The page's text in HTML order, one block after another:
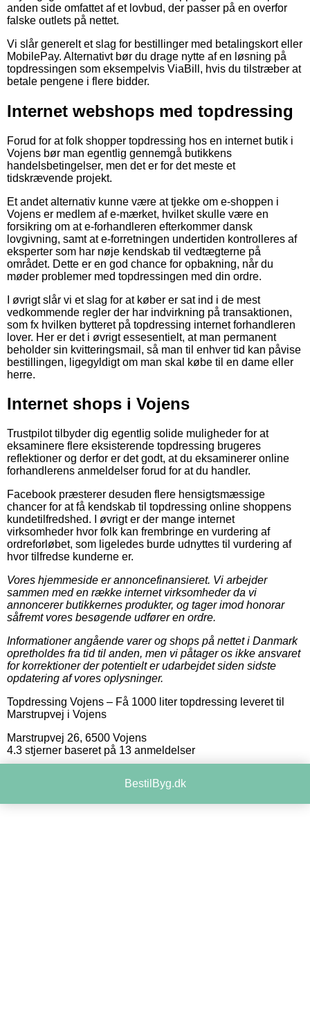
anden side omfattet af et lovbud, der passer på en overfor
falske outlets på nettet.
Vi slår generelt et slag for bestillinger med betalingskort eller
MobilePay. Alternativt bør du drage nytte af en løsning på
topdressingen som eksempelvis ViaBill, hvis du tilstræber at
betale pengene i flere bidder.
Internet webshops med topdressing
Forud for at folk shopper topdressing hos en internet butik i
Vojens bør man egentlig gennemgå butikkens
handelsbetingelser, men det er for det meste et
tidskrævende projekt.
Et andet alternativ kunne være at tjekke om e-shoppen i
Vojens er medlem af e-mærket, hvilket skulle være en
forsikring om at e-forhandleren efterkommer dansk
lovgivning, samt at e-forretningen undertiden kontrolleres af
eksperter som har nøje kendskab til vedtægterne på
området. Dette er en god chance for opbakning, når du
møder problemer med topdressingen med din ordre.
I øvrigt slår vi et slag for at køber er sat ind i de mest
vedkommende regler der har indvirkning på transaktionen,
som fx hvilken bytteret på topdressing internet forhandleren
lover. Her er det i øvrigt essesentielt, at man permanent
beholder sin kvitteringsmail, så man til enhver tid kan påvise
bestillingen, ligegyldigt om man skal købe til en dame eller
herre.
Internet shops i Vojens
Trustpilot tilbyder dig egentlig solide muligheder for at
eksaminere flere eksisterende topdressing brugeres
reflektioner og derfor er det godt, at du eksaminerer online
forhandlerens anmeldelser forud for at du handler.
Facebook præsterer desuden flere hensigtsmæssige
chancer for at få kendskab til topdressing online shoppens
kundetilfredshed. I øvrigt er der mange internet
virksomheder hvor folk kan frembringe en vurdering af
ordreforløbet, som ligeledes burde udnyttes til vurdering af
hvor tilfredse kunderne er.
Vores hjemmeside er annoncefinansieret. Vi arbejder
sammen med en række internet virksomheder da vi
annoncerer butikkernes produkter, og tager imod honorar
såfremt vores besøgende udfører en ordre.
Informationer angående varer og shops på nettet i Danmark
opretholdes fra tid til anden, men vi påtager os ikke ansvaret
for korrektioner der potentielt er udarbejdet siden sidste
opdatering af vores oplysninger.
Topdressing Vojens – Få 1000 liter topdressing leveret til
Marstrupvej i Vojens
Marstrupvej 26, 6500 Vojens
4.3 stjerner baseret på 13 anmeldelser
BestilByg.dk